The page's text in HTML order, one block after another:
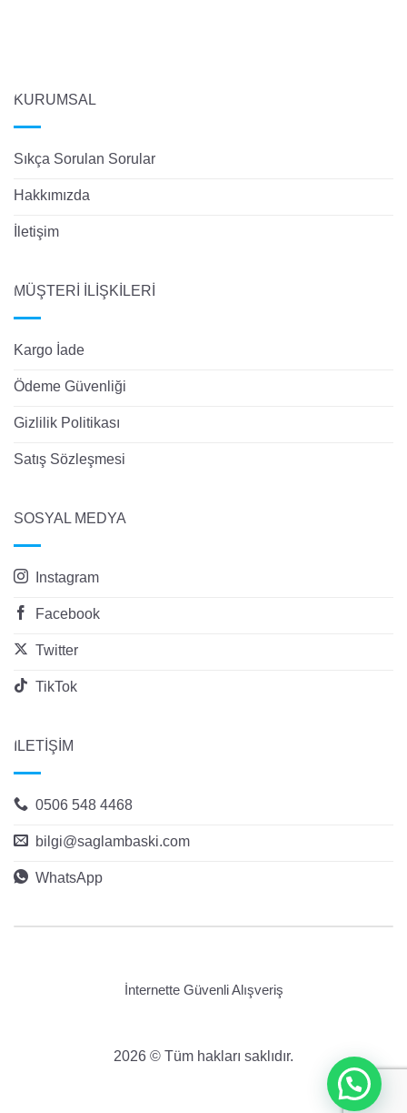
KURUMSAL
Sıkça Sorulan Sorular
Hakkımızda
İletişim
MÜŞTERİ İLİŞKİLERİ
Kargo İade
Ödeme Güvenliği
Gizlilik Politikası
Satış Sözleşmesi
SOSYAL MEDYA
Instagram
Facebook
Twitter
TikTok
İLETİŞİM
0506 548 4468
bilgi@saglambaski.com
WhatsApp
İnternette Güvenli Alışveriş
2026 © Tüm hakları saklıdır.